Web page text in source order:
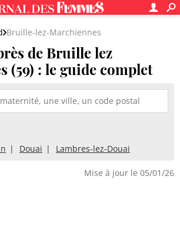
Bruille-lez-Marchiennes
de Bruille lez
(59) : le guide complet
Douai Lambres-lez-Douai
Mise à jour le 05/01/26